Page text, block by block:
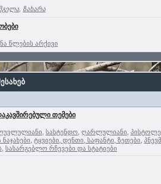
, ზახარა
წლების არქივი
თემები
სასტენდო ღარლულიანი
ტყვიები, დენთი, საფანტი, ზეთები
, სასარგებლო რჩევები და სტატიები